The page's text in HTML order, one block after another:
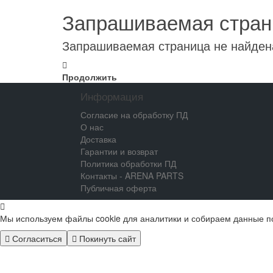
Запрашиваемая
Запрашиваемая страница не
Продолжить
Информация
Согласие на обработку ПД
О нас
Доставка
Гарантии и возврат
Политика обработки ПД
Контакты - ARENA PARTS
Публичная оферта
Мы используем файлы cookie для аналитики и собираем данные
Согласиться
Покинуть сайт